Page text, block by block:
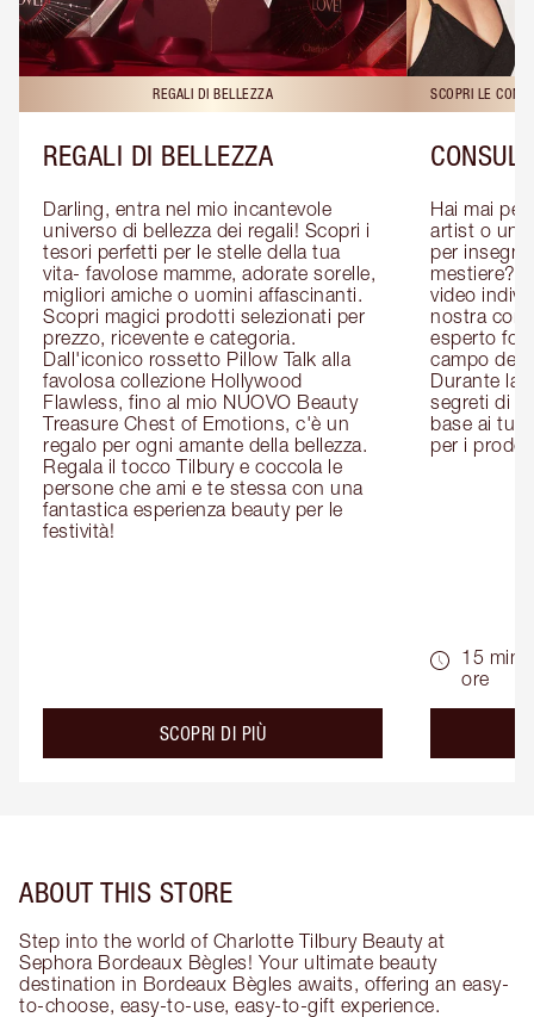
REGALI DI BELLEZZA
REGALI DI BELLEZZA
Darling, entra nel mio incantevole
universo di bellezza dei regali! Scopri i
tesori perfetti per le stelle della tua
vita- favolose mamme, adorate sorelle,
migliori amiche o uomini affascinanti.
Scopri magici prodotti selezionati per
prezzo, ricevente e categoria.
Dall'iconico rossetto Pillow Talk alla
favolosa collezione Hollywood
Flawless, fino al mio NUOVO Beauty
Treasure Chest of Emotions, c'è un
regalo per ogni amante della bellezza.
Regala il tocco Tilbury e coccola le
persone che ami e te stessa con una
fantastica esperienza beauty per le
festività!
SCOPRI DI PIÙabout the
SCOPRI LE
Hai mai
artist o un
per
mestiere?
video
nostra
esperto
campo del
Durante la
segreti di
base ai
per i
15 min
ore
ABOUT THIS STORE
Step into the world of Charlotte Tilbury Beauty at
Sephora Bordeaux Bègles! Your ultimate beauty
destination in Bordeaux Bègles awaits, offering an easy-
to-choose, easy-to-use, easy-to-gift experience.